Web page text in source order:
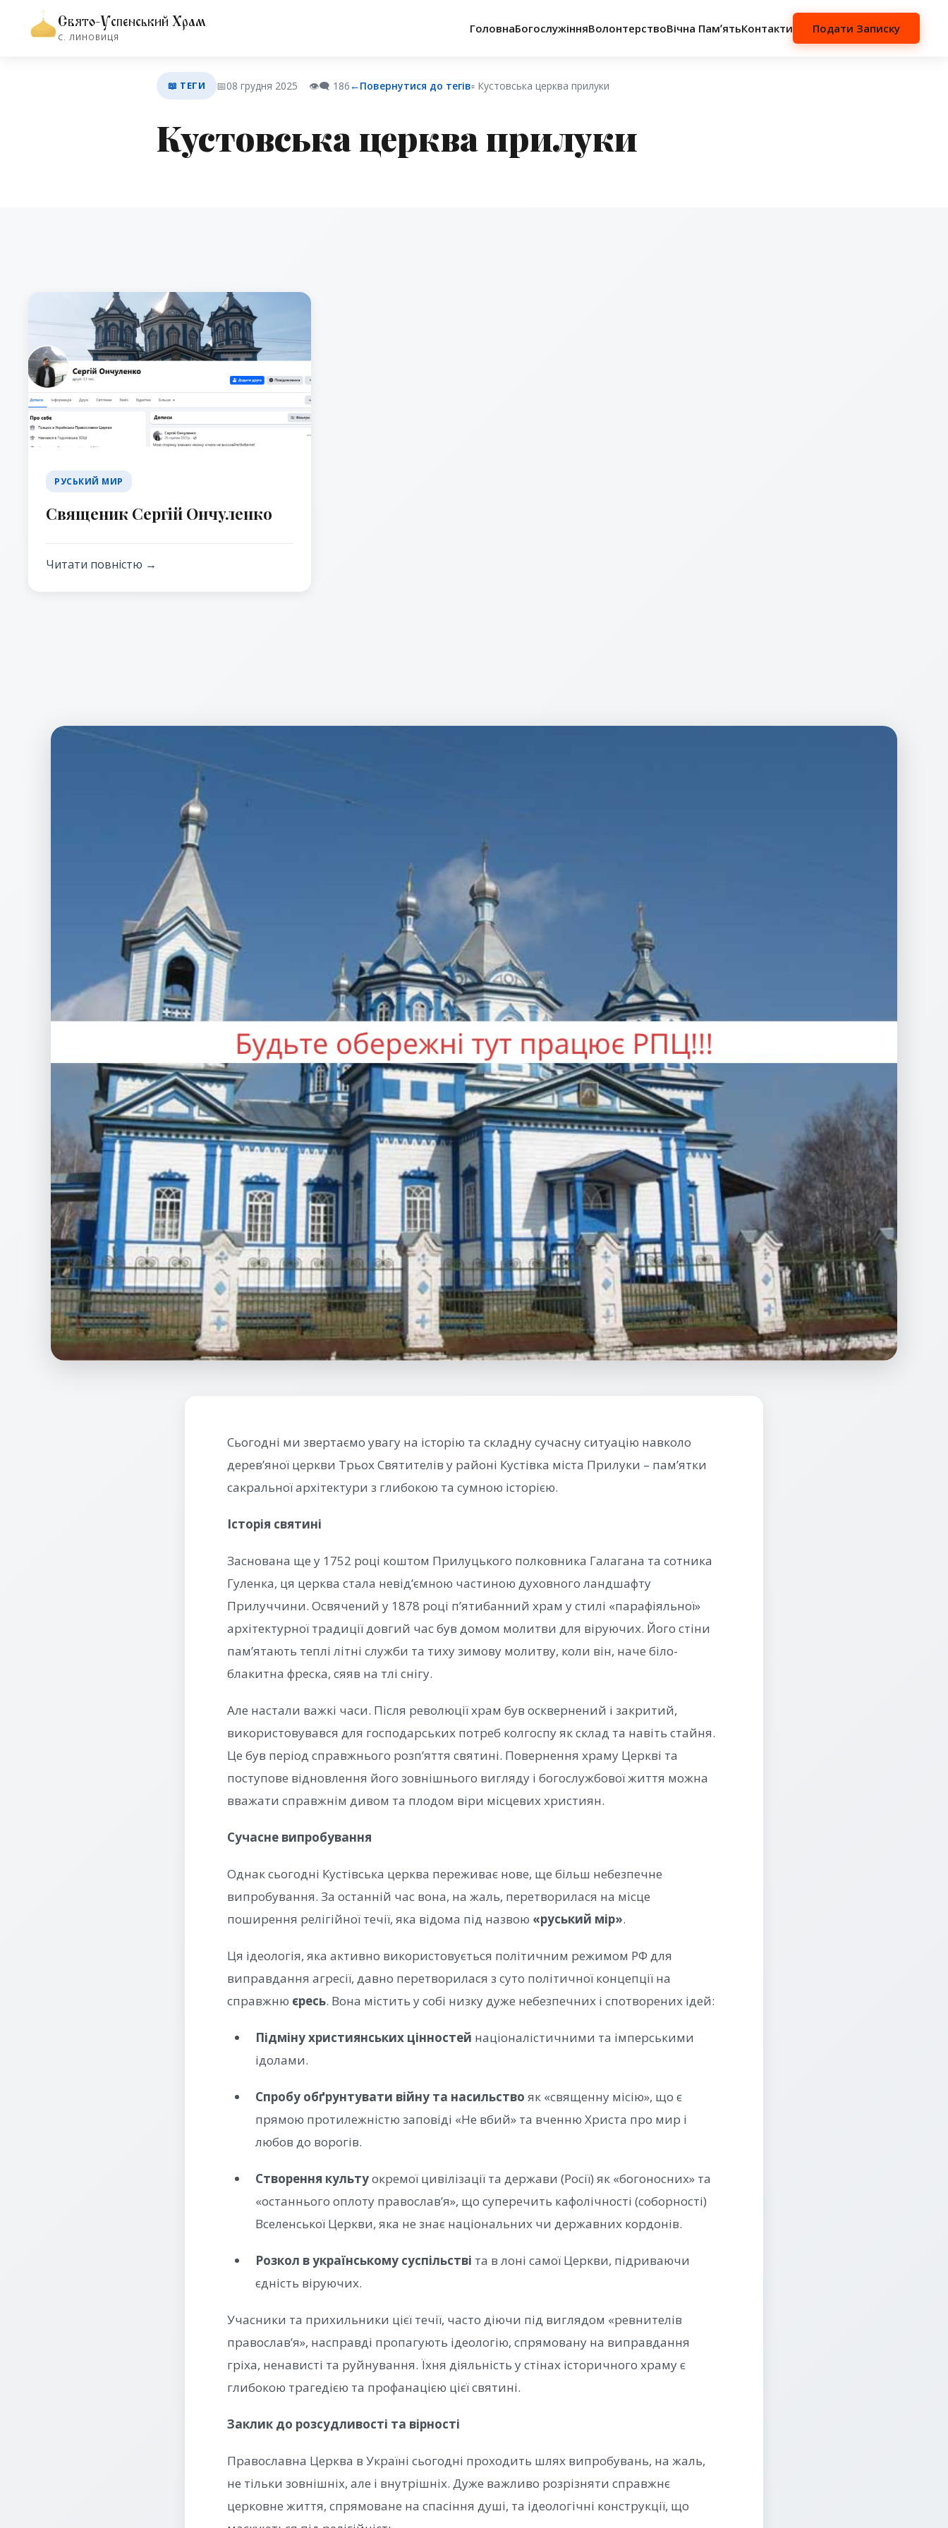
Свято-Успенський Храм
С. ЛИНОВИЦЯ
ГоловнаБогослужінняВолонтерствоВічна ПамʼятьКонтакти Подати Записку
📖 ТЕГИ 📅08 грудня 2025 👁️‍🗨️ 186 ←Повернутися до тегів▫︎ Кустовська церква прилуки
Кустовська церква прилуки
РУСЬКИЙ МИР
Священик Сергій Ончуленко
Читати повністю →
Сьогодні ми звертаємо увагу на історію та складну сучасну ситуацію навколо
дерев’яної церкви Трьох Святителів у районі Кустівка міста Прилуки – пам’ятки
сакральної архітектури з глибокою та сумною історією.
Історія святині
Заснована ще у 1752 році коштом Прилуцького полковника Галагана та сотника
Гуленка, ця церква стала невід’ємною частиною духовного ландшафту
Прилуччини. Освячений у 1878 році п’ятибанний храм у стилі «парафіяльної»
архітектурної традиції довгий час був домом молитви для віруючих. Його стіни
пам’ятають теплі літні служби та тиху зимову молитву, коли він, наче біло-
блакитна фреска, сяяв на тлі снігу.
Але настали важкі часи. Після революції храм був осквернений і закритий,
використовувався для господарських потреб колгоспу як склад та навіть стайня.
Це був період справжнього розп’яття святині. Повернення храму Церкві та
поступове відновлення його зовнішнього вигляду і богослужбової життя можна
вважати справжнім дивом та плодом віри місцевих християн.
Сучасне випробування
Однак сьогодні Кустівська церква переживає нове, ще більш небезпечне
випробування. За останній час вона, на жаль, перетворилася на місце
поширення релігійної течії, яка відома під назвою «руський мір».
Ця ідеологія, яка активно використовується політичним режимом РФ для
виправдання агресії, давно перетворилася з суто політичної концепції на
справжню єресь. Вона містить у собі низку дуже небезпечних і спотворених ідей:
Підміну християнських цінностей націоналістичними та імперськими
ідолами.
Спробу обґрунтувати війну та насильство як «священну місію», що є
прямою протилежністю заповіді «Не вбий» та вченню Христа про мир і
любов до ворогів.
Створення культуокремої цивілізації та держави (Росії) як «богоносних» та
«останнього оплоту православ’я», що суперечить кафолічності (соборності)
Вселенської Церкви, яка не знає національних чи державних кордонів.
Розкол в українському суспільстві та в лоні самої Церкви, підриваючи
єдність віруючих.
Учасники та прихильники цієї течії, часто діючи під виглядом «ревнителів
православ’я», насправді пропагують ідеологію, спрямовану на виправдання
гріха, ненависті та руйнування. Їхня діяльність у стінах історичного храму є
глибокою трагедією та профанацією цієї святині.
Заклик до розсудливості та вірності
Православна Церква в Україні сьогодні проходить шлях випробувань, на жаль,
не тільки зовнішніх, але і внутрішніх. Дуже важливо розрізняти справжнє
церковне життя, спрямоване на спасіння душі, та ідеологічні конструкції, що